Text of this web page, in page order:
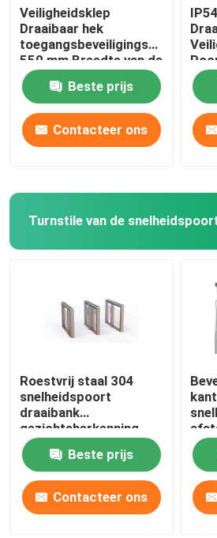
Veiligheidsklep
Draaibaar hek
toegangsbeveiligingssysteem
550 mm Breedte van de
doorgang
Beste prijs
Contacteer ons
Turnstile van de
Roestvrij staal 304
snelheidspoort
draaibank
gezichtsherkenning
Toegangscontrole
Beste prijs
Contacteer ons